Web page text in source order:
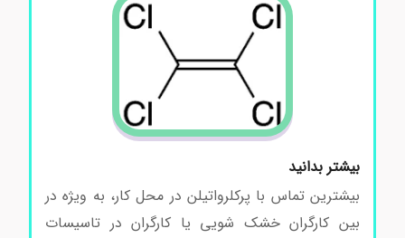
بیشتر بدانیدخرید پرکلرواتیلن
بیشترین تماس با پرکلرواتیلن در محل کار، به ویژه در
بین کارگران خشک شویی یا کارگران در تاسیسات